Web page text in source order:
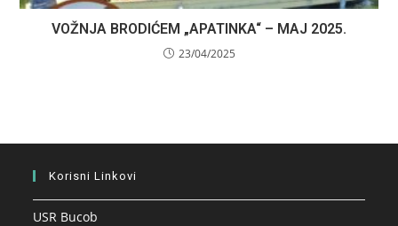
VOŽNJA BRODIĆEM „APATINKA“ – MAJ 2025.
23/04/2025
Korisni Linkovi
USR Bucob